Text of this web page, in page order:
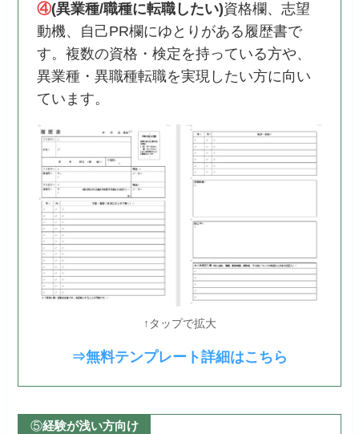
④(異業種/職種に転職したい)資格欄、志望
動機、自己PR欄にゆとりがある履歴書で
す。複数の資格・検定を持っている方や、
異業種・異職種転職を実現したい方に向い
ています。
↑タップで拡大
⇒無料テンプレート詳細はこちら
⑤経験が浅い方向け